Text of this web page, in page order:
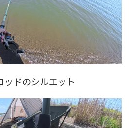
ッドのシルエット